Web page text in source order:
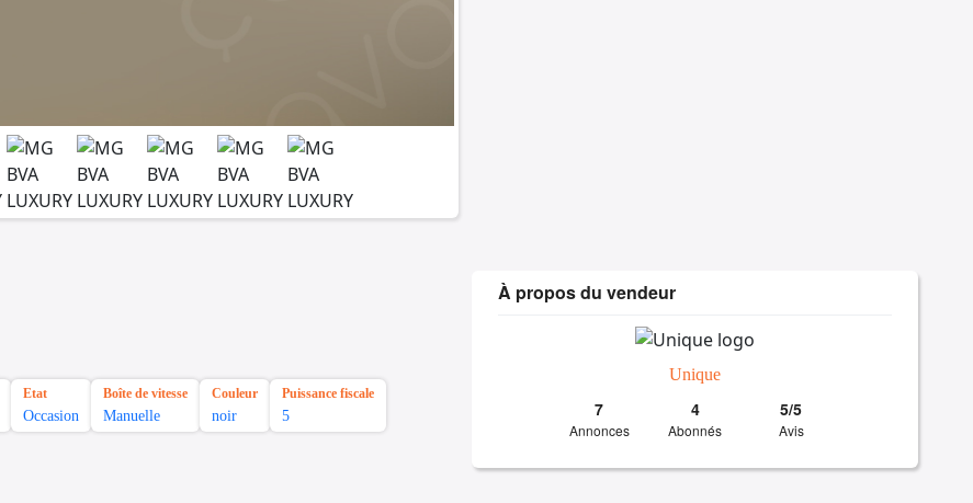
Etat
Occasion
Boîte de vitesse
Manuelle
Couleur
noir
Puissance fiscale
5
À propos du vendeur
Unique
7
Annonces
4
Abonnés
5/5
Avis